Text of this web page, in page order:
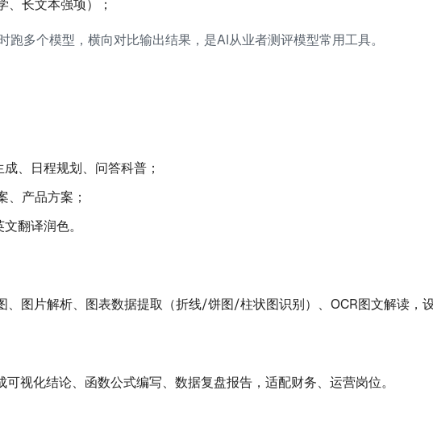
、长文本强项）；
多个模型，横向对比输出结果，是AI从业者测评模型常用工具。
、日程规划、问答科普；
、产品方案；
翻译润色。
、图片解析、图表数据提取（折线/饼图/柱状图识别）、OCR图文解读，
视化结论、函数公式编写、数据复盘报告，适配财务、运营岗位。